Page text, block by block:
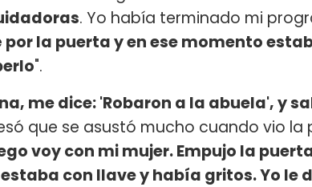
. Yo había terminado mi
la puerta y en ese momento
".
me dice: 'Robaron a la abuela', y
que se asustó mucho cuando vio
voy con mi mujer. Empujo la
con llave y había gritos. Yo le